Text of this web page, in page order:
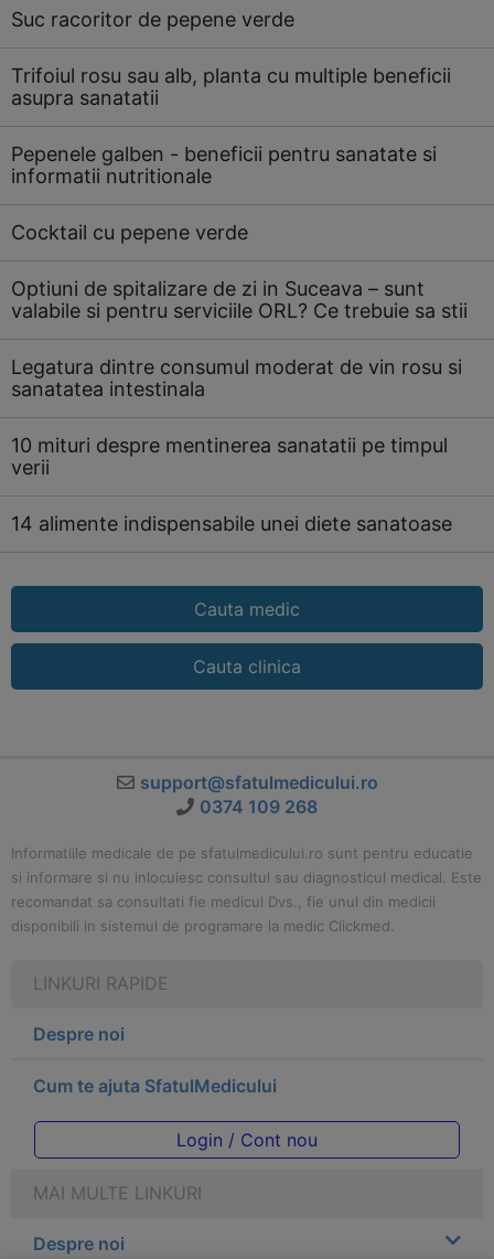
Suc racoritor de pepene verde
Trifoiul rosu sau alb, planta cu multiple beneficii
asupra sanatatii
Pepenele galben - beneficii pentru sanatate si
informatii nutritionale
Cocktail cu pepene verde
Optiuni de spitalizare de zi in Suceava – sunt
valabile si pentru serviciile ORL? Ce trebuie sa stii
Legatura dintre consumul moderat de vin rosu si
sanatatea intestinala
10 mituri despre mentinerea sanatatii pe timpul
verii
14 alimente indispensabile unei diete sanatoase
Cauta medic
Cauta clinica
support@sfatulmedicului.ro
0374 109 268
Informatiile medicale de pe sfatulmedicului.ro sunt pentru educatie
si informare si nu inlocuiesc consultul sau diagnosticul medical. Este
recomandat sa consultati fie medicul Dvs., fie unul din medicii
disponibili in sistemul de programare la medic Clickmed.
LINKURI RAPIDE
Despre noi
Cum te ajuta SfatulMedicului
Login / Cont nou
MAI MULTE LINKURI
Despre noi